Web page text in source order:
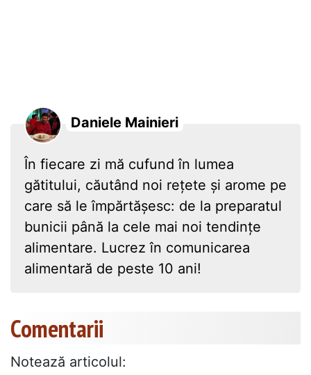
Daniele Mainieri
În fiecare zi mă cufund în lumea
gătitului, căutând noi rețete și arome pe
care să le împărtășesc: de la preparatul
bunicii până la cele mai noi tendințe
alimentare. Lucrez în comunicarea
alimentară de peste 10 ani!
Comentarii
Notează articolul: